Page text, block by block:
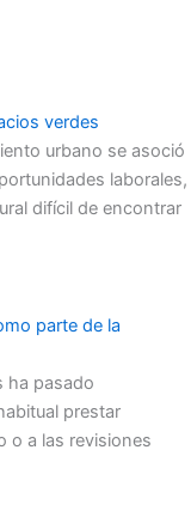
verdes
urbano se asoció
laborales,
difícil de encontrar
parte de la
ha pasado
prestar
o a las revisiones